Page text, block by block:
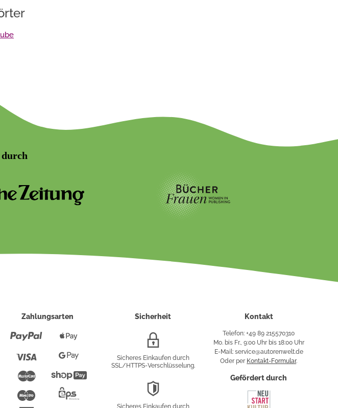
Zahlungsarten
Paypal
Mastercard
Maestro
Pay
PayShopify
Sicherheit
Verschlüsselung
Sicheres Einkaufen durch
SSL/HTTPS-Verschlüsselung.
Sicheres Einkaufen durch
Kontakt
Telefon: +49 89 215570310
Mo. bis Fr., 9:00 Uhr bis 18:00 Uhr
E-Mail: service@autorenwelt.de
Oder per Kontakt-Formular.
Gefördert durch